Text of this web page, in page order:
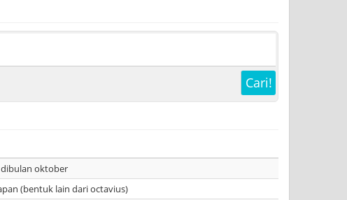
Cari!
oktober
(bentuk lain dari octavius)